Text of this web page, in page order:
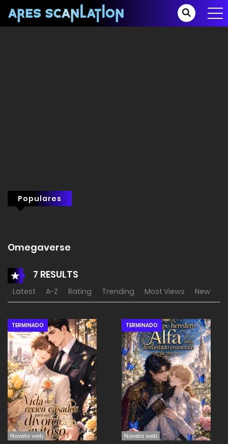
Populares
Omegaverse
7 RESULTS
Latest A-Z Rating Trending Most Views New
TERMINADO
Novela web
TERMINADO
Novela web